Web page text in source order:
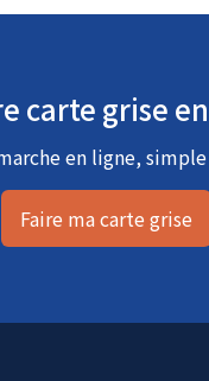
carte grise
en ligne,
Faire ma carte grise